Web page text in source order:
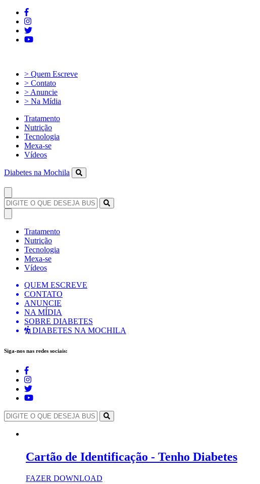
> Quem Escreve
> Contato
> Anuncie
> Na Mídia
Tratamento
Nutrição
Tecnologia
Mexa-se
Vídeos
Diabetes na Mochila
Tratamento
Nutrição
Tecnologia
Mexa-se
Vídeos
QUEM ESCREVE
CONTATO
ANUNCIE
NA MÍDIA
SOBRE DIABETES
DIABETES NA MOCHILA
Siga-nos nas redes sociais:
Cartão de Identificação - Tenho Diabetes
FAZER DOWNLOAD